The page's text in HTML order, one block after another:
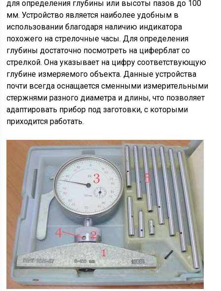
для определения глубины или высоты пазов до 100
мм. Устройство является наиболее удобным в
использовании благодаря наличию индикатора
похожего на стрелочные часы. Для определения
глубины достаточно посмотреть на циферблат со
стрелкой. Она указывает на цифру соответствующую
глубине измеряемого объекта. Данные устройства
почти всегда оснащается сменными измерительными
стержнями разного диаметра и длины, что позволяет
адаптировать прибор под заготовки, с которыми
приходится работать.